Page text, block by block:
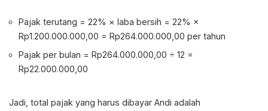
Pajak terutang = 22% × laba bersih = 22% ×
Rp1.200.000.000,00 = Rp264.000.000,00 per tahun
Pajak per bulan = Rp264.000.000,00 ÷ 12 =
Rp22.000.000,00
Jadi, total pajak yang harus dibayar Andi adalah